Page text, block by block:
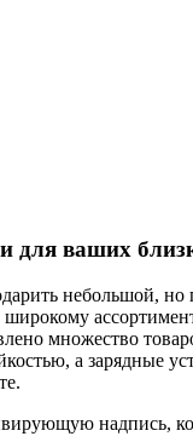
ваших
небольшой,
множество
а зарядные
надпись,